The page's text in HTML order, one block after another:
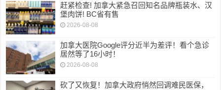
赶紧检查! 加拿大紧急召回知名品牌瓶装水、汉
堡肉饼! BC省有售
2026-08-08
加拿大医院Google评分近半为差评！看个急诊
居然等了16小时！
2026-08-08
砍了又恢复！加拿大政府悄然回调难民医保，